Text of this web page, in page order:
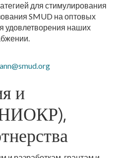
для стимулирования
SMUD на оптовых
удовлетворения наших
и